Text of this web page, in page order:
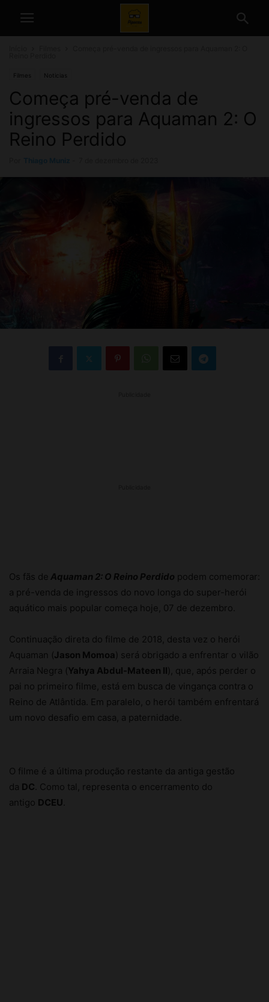
Filmes Noticias
Começa pré-venda de
ingressos para Aquaman 2: O
Reino Perdido
Os fãs de Aquaman 2: O Reino Perdido podem comemorar:
a pré-venda de ingressos do novo longa do super-herói
aquático mais popular começa hoje, 07 de dezembro.
Continuação direta do filme de 2018, desta vez o herói
Aquaman (Jason Momoa ) será obrigado a enfrentar o vilão
Arraia Negra (Yahya Abdul-Mateen II), que, após perder o
pai no primeiro filme, está em busca de vingança contra o
Reino de Atlântida. Em paralelo, o herói também enfrentará
um novo desafio em casa, a paternidade.
O filme é a última produção restante da antiga gestão
da DC . Como tal, representa o encerramento do
antigo DCEU